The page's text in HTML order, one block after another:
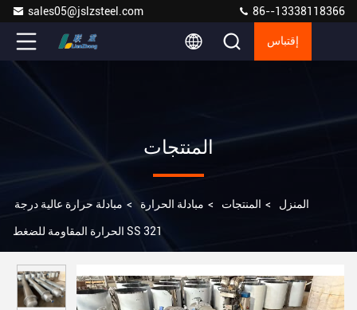
sales05@jslzsteel.com 86--13338118366
إقتباس
المنتجات
المنزل > المنتجات > مبادلة الحرارة > مبادلة حرارة عالية درجة
الحرارة المقاومة للضغط SS 321